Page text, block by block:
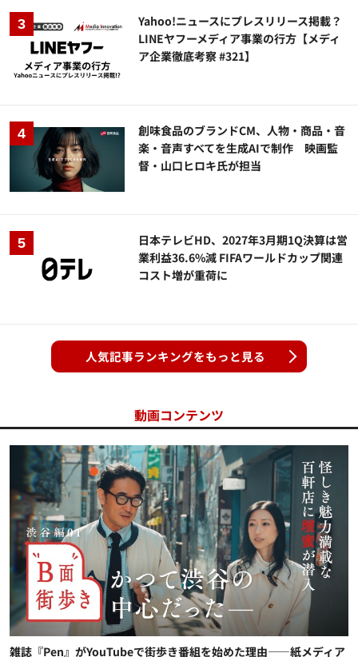
Yahoo!ニュースにプレスリリース掲載？
LINEヤフーメディア事業の行方【メディ
ア企業徹底考察 #321】
創味食品のブランドCM、人物・商品・音
楽・音声すべてを生成AIで制作 映画監
督・山口ヒロキ氏が担当
日本テレビHD、2027年3月期1Q決算は営
業利益36.6%減 FIFAワールドカップ関連
コスト増が重荷に
人気記事ランキングをもっと見る
動画コンテンツ
雑誌『Pen』がYouTubeで街歩き番組を始めた理由——紙メディア